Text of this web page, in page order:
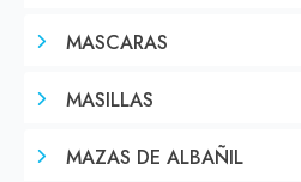
MASCARAS
MASILLAS
MAZAS DE ALBAÑIL